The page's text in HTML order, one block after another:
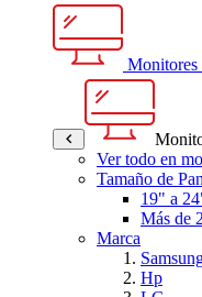
Monitores
Ver todo en
Tamaño de
19" a
Más de
Marca
Hp